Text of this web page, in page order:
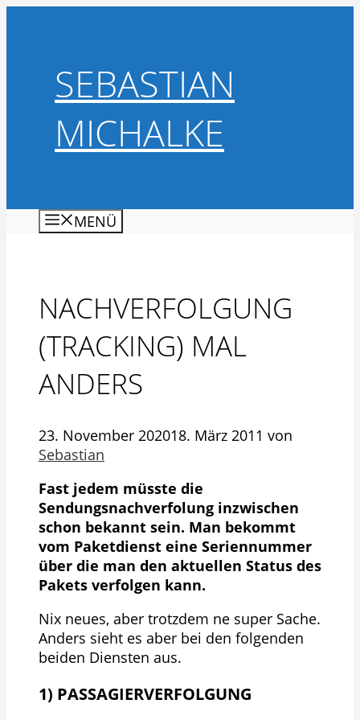
SEBASTIAN
MICHALKE
MENÜ
NACHVERFOLGUNG
(TRACKING) MAL
ANDERS
23. November 202018. März 2011 von
Sebastian
Fast jedem müsste die
Sendungsnachverfolung inzwischen
schon bekannt sein. Man bekommt
vom Paketdienst eine Seriennummer
über die man den aktuellen Status des
Pakets verfolgen kann.
Nix neues, aber trotzdem ne super Sache.
Anders sieht es aber bei den folgenden
beiden Diensten aus.
1) PASSAGIERVERFOLGUNG